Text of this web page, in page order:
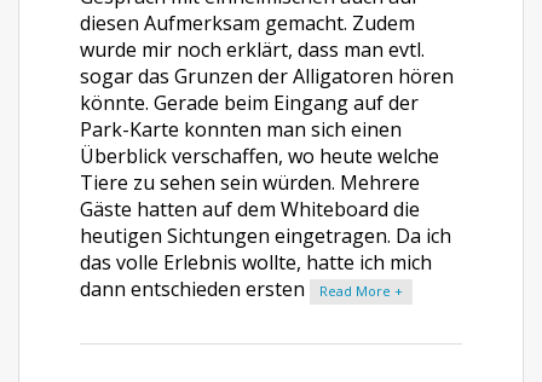
diesen Aufmerksam gemacht. Zudem
wurde mir noch erklärt, dass man evtl.
sogar das Grunzen der Alligatoren hören
könnte. Gerade beim Eingang auf der
Park-Karte konnten man sich einen
Überblick verschaffen, wo heute welche
Tiere zu sehen sein würden. Mehrere
Gäste hatten auf dem Whiteboard die
heutigen Sichtungen eingetragen. Da ich
das volle Erlebnis wollte, hatte ich mich
dann entschieden ersten
Read More +